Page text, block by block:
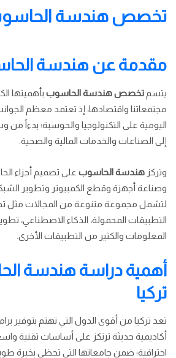
تخصص هندسة
مقدمة عن هندسة
يتسم تخصص هندسة الحاسوب بأهميتها
مجتمعاتنا واقتصادها، إذ تعتمد معظم
اليومية على التكنولوجيا والحوسبة؛ بدءاً من
إلى الصناعات والخدمات المالية والصحية.
وتركز هندسة الحاسوب على تصميم أجزاء
وصناعة أجهزة وقطع الكمبيوتر وتطوير
لتشمل مجموعة متنوعة من المجالات مثل
التطبيقات المحمولة، الذكاء الاصطناعي،
المعلومات والكثير من التطبيقات الأخرى.
أهمية دراسة هندسة
تركيا
تعد تركيا من أقوى الدول التي تهتم بتوفير
أكاديمية حديثة ترتكز على أساسات تقنية
احترافية؛ ضمن جامعاتها التي تحظى بخبرة